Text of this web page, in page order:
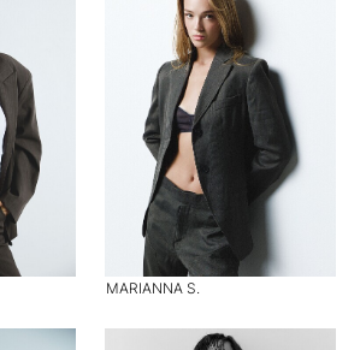
MARIANNA S.